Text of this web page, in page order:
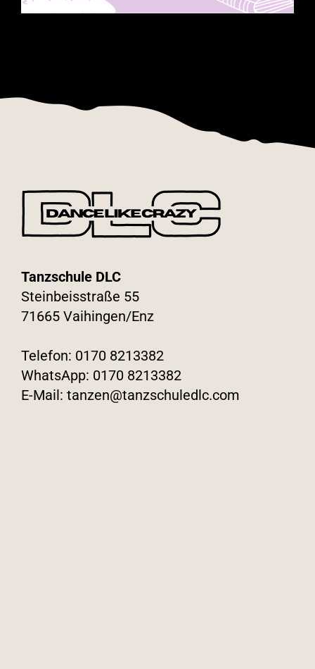
Tanzschule DLC
Steinbeisstraße 55
71665 Vaihingen/Enz
Telefon: 0170 8213382
WhatsApp: 0170 8213382
E-Mail: tanzen@tanzschuledlc.com